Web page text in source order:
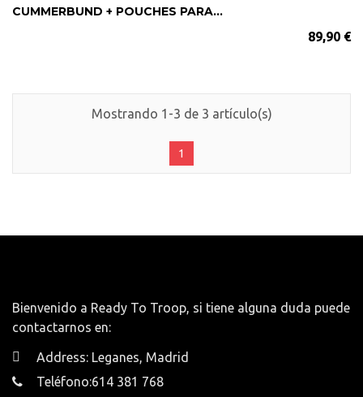
CUMMERBUND + POUCHES PARA...
89,90 €
Mostrando 1-3 de 3 artículo(s)
1
Bienvenido a Ready To Troop, si tiene alguna duda puede
contactarnos en:
Address: Leganes, Madrid
Teléfono:614 381 768